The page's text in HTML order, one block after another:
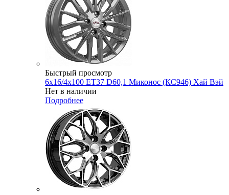
Быстрый просмотр
6x16/4x100 ET37 D60,1 Миконос (КС946) Хай Вэй
Нет в наличии
Подробнее